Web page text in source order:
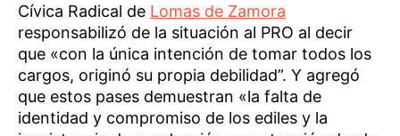
Cívica Radical de Lomas de Zamora
responsabilizó de la situación al PRO al decir
que «con la única intención de tomar todos los
cargos, originó su propia debilidad”. Y agregó
que estos pases demuestran «la falta de
identidad y compromiso de los ediles y la